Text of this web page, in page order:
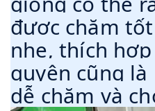
được chăm
nhẹ, thích
quyên cũng
dễ chăm và